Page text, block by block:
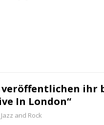
veröffentlichen ihr
In London“
Jazz and Rock